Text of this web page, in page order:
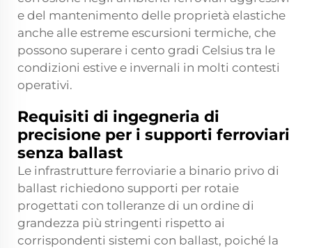
e del mantenimento delle proprietà elastiche
anche alle estreme escursioni termiche, che
possono superare i cento gradi Celsius tra le
condizioni estive e invernali in molti contesti
operativi.
Requisiti di ingegneria di
precisione per i supporti ferroviari
senza ballast
Le infrastrutture ferroviarie a binario privo di
ballast richiedono supporti per rotaie
progettati con tolleranze di un ordine di
grandezza più stringenti rispetto ai
corrispondenti sistemi con ballast, poiché la